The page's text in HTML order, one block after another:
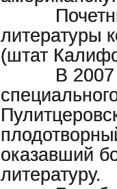
литературы
(штат
В 2007
оказавший
литературу.